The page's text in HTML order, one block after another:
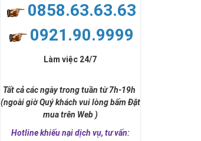
0858.63.63.63
0921.90.9999
Làm việc 24/7
Tất cả các ngày trong tuần từ 7h-19h
(ngoài giờ Quý khách vui lòng bấm Đặt
mua trên Web )
Hotline khiếu nại dịch vụ, tư vấn: